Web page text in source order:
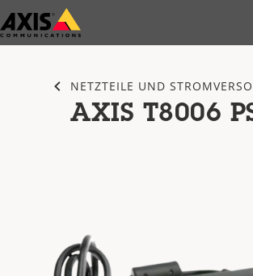
Zum
Hauptinhalt
NETZTEILE UND
AXIS T8006